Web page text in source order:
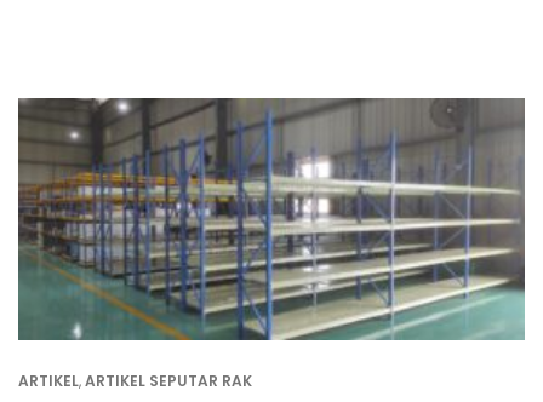
ARTIKEL,ARTIKEL SEPUTAR RAK